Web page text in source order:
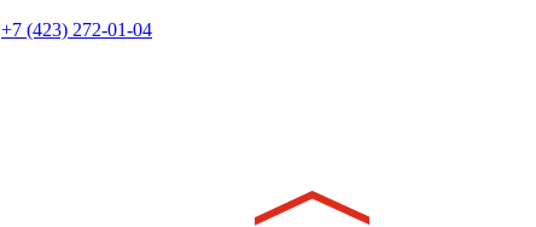
+7 (423) 272-01-04